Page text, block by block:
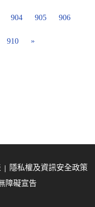
904 905 906
910 »
隱私權及資訊安全政策
障礙宣告